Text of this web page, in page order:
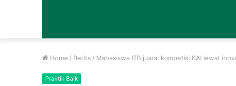
Home / Berita / Mahasiswa ITB juarai kompetisi KAI lewat
Praktik Baik